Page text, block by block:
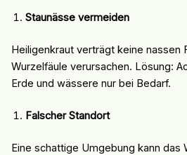
Staunässe vermeiden
Heiligenkraut verträgt keine nassen
Wurzelfäule verursachen. Lösung:
Erde und wässere nur bei Bedarf.
Falscher Standort
Eine schattige Umgebung kann das